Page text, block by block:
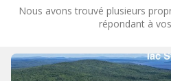
Nous avons trouvé plusieurs
répondant à